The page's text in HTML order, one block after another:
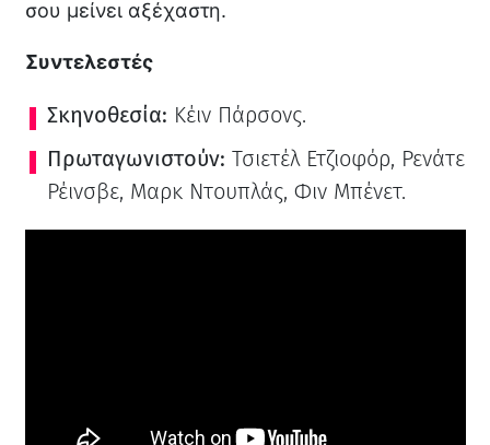
σου μείνει αξέχαστη.
Συντελεστές
Σκηνοθεσία: Κέιν Πάρσονς.
Πρωταγωνιστούν: Τσιετέλ Ετζιοφόρ, Ρενάτε
Ρέινσβε, Μαρκ Ντουπλάς, Φιν Μπένετ.